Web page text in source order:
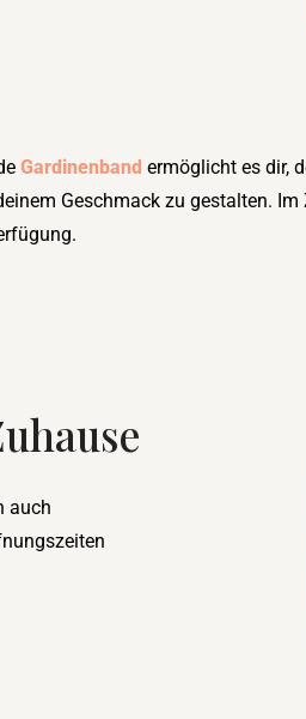
Gardinenband ermöglicht es dir,
Geschmack zu gestalten.
auch